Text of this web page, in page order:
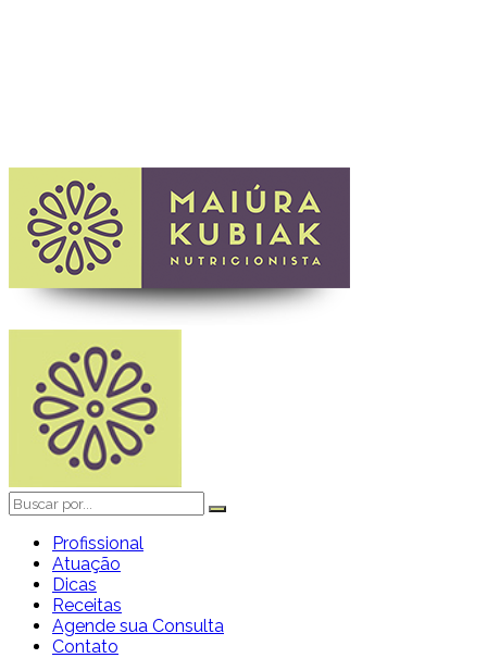
Profissional
Atuação
Dicas
Receitas
Agende sua Consulta
Contato